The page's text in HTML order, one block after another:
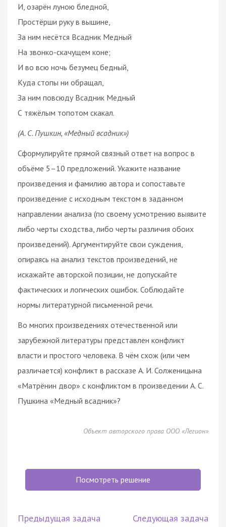
И, озарён луною бледной,
Простёрши руку в вышине,
За ним несётся Всадник Медный
На звонко-скачущем коне;
И во всю ночь безумец бедный,
Куда стопы ни обращал,
За ним повсюду Всадник Медный
С тяжёлым топотом скакал.
(А. С. Пушкин, «Медный всадник»)
Сформулируйте прямой связный ответ на вопрос в
объёме 5–10 предложений. Укажите название
произведения и фамилию автора и сопоставьте
произведение с исходным текстом в заданном
направлении анализа (по своему усмотрению выявите
либо черты сходства, либо черты различия обоих
произведений). Аргументируйте свои суждения,
опираясь на анализ текстов произведений, не
искажайте авторской позиции, не допускайте
фактических и логических ошибок. Соблюдайте
нормы литературной письменной речи.
Во многих произведениях отечественной или
зарубежной литературы представлен конфликт
власти и простого человека. В чём схож (или чем
различается) конфликт в рассказе А. И. Солженицына
«Матрёнин двор» с конфликтом в произведении А. С.
Пушкина «Медный всадник»?
Объект авторского права ООО «Легион»
Посмотреть решение
Предыдущая задача Следующая задача